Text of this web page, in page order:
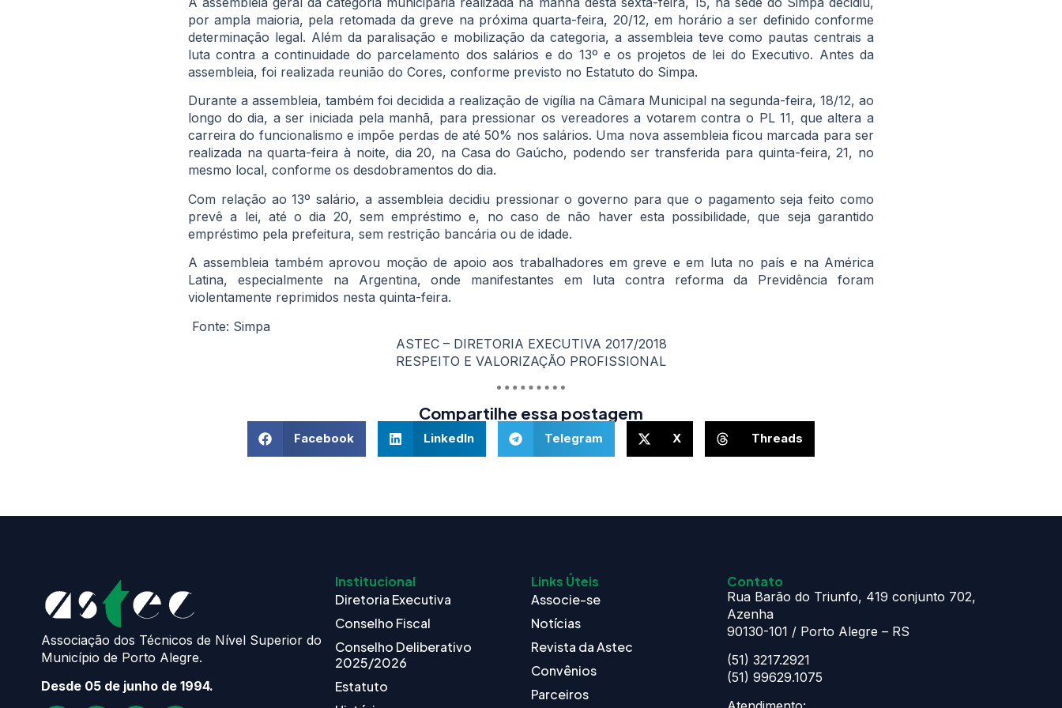
por ampla maioria, pela retomada da greve na próxima quarta-feira, 20/12, em horário a ser definido conforme
determinação legal. Além da paralisação e mobilização da categoria, a assembleia teve como pautas centrais a
luta contra a continuidade do parcelamento dos salários e do 13º e os projetos de lei do Executivo. Antes da
assembleia, foi realizada reunião do Cores, conforme previsto no Estatuto do Simpa.
Durante a assembleia, também foi decidida a realização de vigília na Câmara Municipal na segunda-feira, 18/12, ao
longo do dia, a ser iniciada pela manhã, para pressionar os vereadores a votarem contra o PL 11, que altera a
carreira do funcionalismo e impõe perdas de até 50% nos salários. Uma nova assembleia ficou marcada para ser
realizada na quarta-feira à noite, dia 20, na Casa do Gaúcho, podendo ser transferida para quinta-feira, 21, no
mesmo local, conforme os desdobramentos do dia.
Com relação ao 13º salário, a assembleia decidiu pressionar o governo para que o pagamento seja feito como
prevê a lei, até o dia 20, sem empréstimo e, no caso de não haver esta possibilidade, que seja garantido
empréstimo pela prefeitura, sem restrição bancária ou de idade.
A assembleia também aprovou moção de apoio aos trabalhadores em greve e em luta no país e na América
Latina, especialmente na Argentina, onde manifestantes em luta contra reforma da Previdência foram
violentamente reprimidos nesta quinta-feira.
Fonte: Simpa
ASTEC – DIRETORIA EXECUTIVA 2017/2018
RESPEITO E VALORIZAÇÃO PROFISSIONAL
Compartilhe essa postagem
Facebook LinkedIn Telegram X Threads
Associação dos Técnicos de Nível Superior do
Município de Porto Alegre.
Desde 05 de junho de 1994.
Institucional
Diretoria Executiva
Conselho Fiscal
Conselho Deliberativo
2025/2026
Estatuto
Links Úteis
Associe-se
Notícias
Revista da Astec
Convênios
Parceiros
Contato
Rua Barão do Triunfo, 419 conjunto 702,
Azenha
90130-101 / Porto Alegre – RS
(51) 3217.2921
(51) 99629.1075